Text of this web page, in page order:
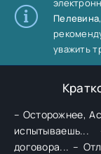
Пелевина
уважить
– Осторожнее,
испытываешь... – Ничего... Ничего кроме нашего
договора... – Отлично... Тогда держи дистанцию, пока я